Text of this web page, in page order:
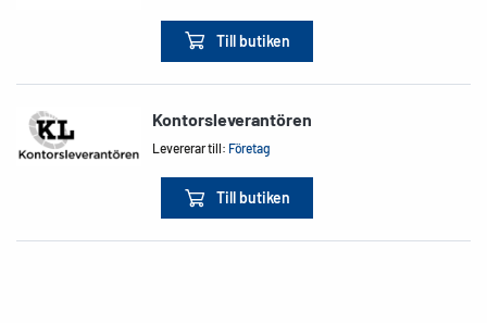
Till butiken
Kontorsleverantören
Levererar till: Företag
Till butiken